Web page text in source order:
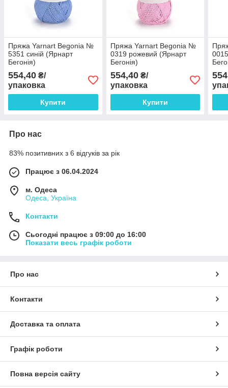
Пряжа Yarnart Begonia №
5351 синій (Ярнарт
Бегонія)
554,40 ₴/
упаковка
Купити
Пряжа Yarnart Begonia №
0319 рожевий (Ярнарт
Бегонія)
554,40₴/
упаковка
Купити
Про нас
83% позитивних з 6 відгуків за рік
Працює з 06.04.2024
м. Одеса
Одеса, Україна
Контакти
Сьогодні працює з 09:00 до 16:00
Показати весь графік роботи
Про нас
Контакти
Доставка та оплата
Графік роботи
Повна версія сайту